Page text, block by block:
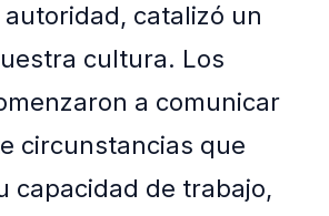
catalizó un
cultura. Los
a comunicar
circunstancias que
capacidad de trabajo,